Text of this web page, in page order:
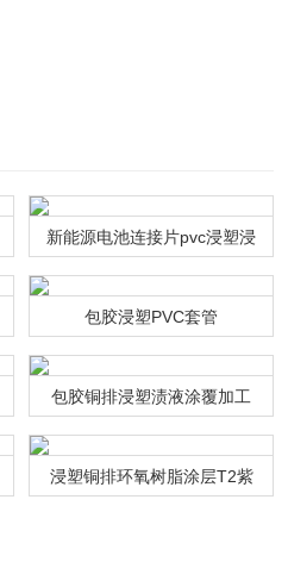
新能源电池连接片pvc浸塑浸
粉通达利厂家
包胶浸塑PVC套管
包胶铜排浸塑渍液涂覆加工
浸塑铜排环氧树脂涂层T2紫